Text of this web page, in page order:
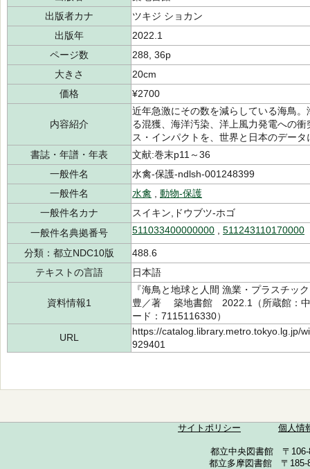
出版者カナ
ツキジ ショカン
出版年
2022.1
ページ数
288, 36p
大きさ
20cm
価格
¥2700
内容紹介
近年急激にその数を減らしている海鳥
る混獲、海洋汚染、洋上風力発電への
ス・インパクトを、世界と日本のデー
書誌・年譜・年表
文献:巻末p11～36
一般件名
水禽-保護-ndlsh-001248399
一般件名
水禽
動物-保護
一般件名カナ
スイキン,ドウブツ-ホゴ
一般件名典拠番号
511033400000000 511243110170000
分類：都立NDC10版
488.6
テキストの言語
日本語
資料情報1
『海鳥と地球と人間 漁業・プラスチ
豊／著 築地書館 2022.1（所蔵館：
ード：7115116330）
URL
https://catalog.library.metro.tokyo.lg.jp/
929401
サイトポリシー 個人情
都立中央図書館 〒
都立多摩図書館 〒185-